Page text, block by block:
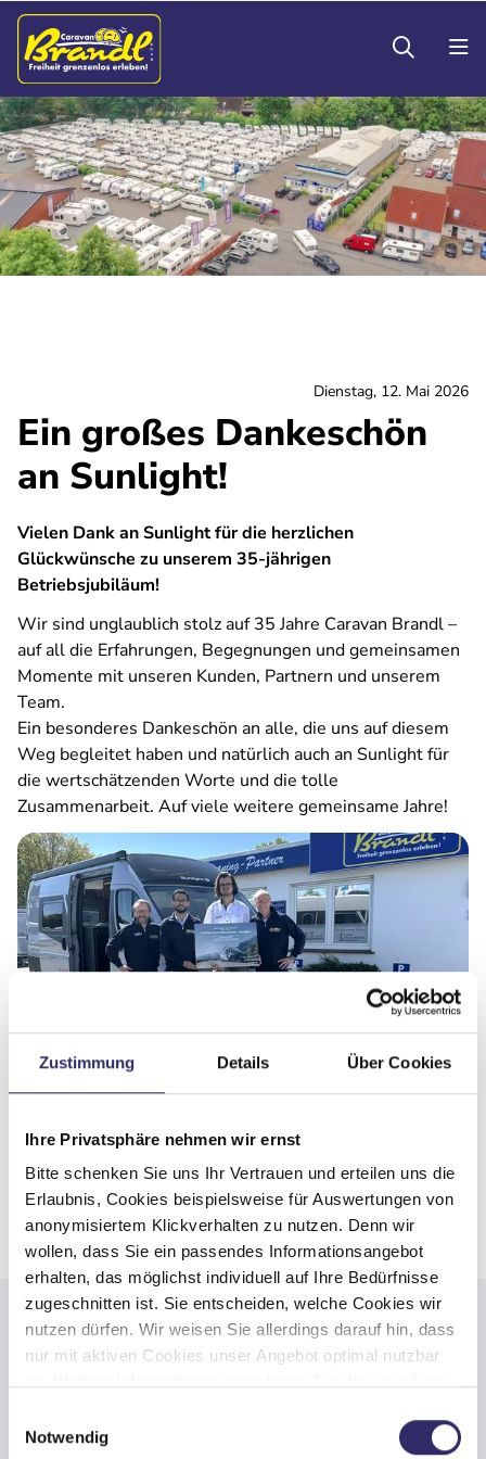
Zustimmung Details Über Cookies
Ihre Privatsphäre nehmen wir ernst
Bitte schenken Sie uns Ihr Vertrauen und erteilen uns die
Erlaubnis, Cookies beispielsweise für Auswertungen von
anonymisiertem Klickverhalten zu nutzen. Denn wir
wollen, dass Sie ein passendes Informationsangebot
erhalten, das möglichst individuell auf Ihre Bedürfnisse
zugeschnitten ist. Sie entscheiden, welche Cookies wir
nutzen dürfen. Wir weisen Sie allerdings darauf hin, dass
nur mit aktiven Cookies unser Angebot optimal nutzbar
Notwendig
Dienstag, 12. Mai 2026
Ein großes Dankeschön
an Sunlight!
Vielen Dank an Sunlight für die herzlichen
Glückwünsche zu unserem 35-jährigen
Betriebsjubiläum!
Wir sind unglaublich stolz auf 35 Jahre Caravan Brandl –
auf all die Erfahrungen, Begegnungen und gemeinsamen
Momente mit unseren Kunden, Partnern und unserem
Team.
Ein besonderes Dankeschön an alle, die uns auf diesem
Weg begleitet haben und natürlich auch an Sunlight für
die wertschätzenden Worte und die tolle
Zusammenarbeit. Auf viele weitere gemeinsame Jahre!
Caravan Brandl GmbH
Mackensteder Straße 26-28
28816 Stuhr